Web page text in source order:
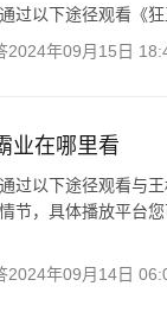
过以下途径观看《
2024年09月15日
业在哪里看
过以下途径观看与
节，具体播放平台
2024年09月14日